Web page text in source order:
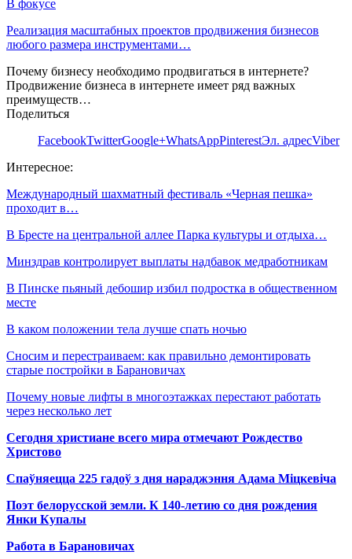
В фокусе
Реализация масштабных проектов продвижения бизнесов
любого размера инструментами…
Почему бизнесу необходимо продвигаться в интернете?
Продвижение бизнеса в интернете имеет ряд важных
преимуществ…
Поделиться
FacebookTwitterGoogle+WhatsAppPinterestЭл. адресViber
Интересное:
Международный шахматный фестиваль «Черная пешка»
проходит в…
В Бресте на центральной аллее Парка культуры и отдыха…
Минздрав контролирует выплаты надбавок медработникам
В Пинске пьяный дебошир избил подростка в общественном
месте
В каком положении тела лучше спать ночью
Сносим и перестраиваем: как правильно демонтировать
старые постройки в Барановичах
Почему новые лифты в многоэтажках перестают работать
через несколько лет
Сегодня христиане всего мира отмечают Рождество
Христово
Спаўняецца 225 гадоў з дня нараджэння Адама Міцкевіча
Поэт белорусской земли. К 140-летию со дня рождения
Янки Купалы
Работа в Барановичах